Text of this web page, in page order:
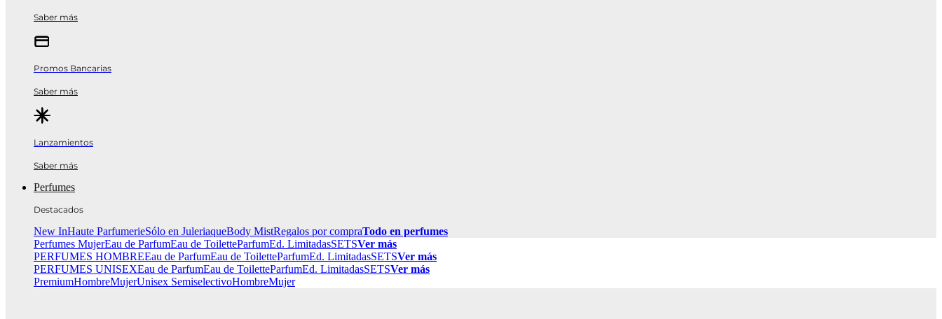
Saber más
Promos Bancarias
Saber más
Lanzamientos
Saber más
Perfumes
Destacados
New InHaute ParfumerieSólo en JuleriaqueBody MistRegalos por compraTodo en perfumes
Perfumes MujerEau de ParfumEau de ToiletteParfumEd. LimitadasSETSVer más
PERFUMES HOMBREEau de ParfumEau de ToiletteParfumEd. LimitadasSETSVer más
PERFUMES UNISEXEau de ParfumEau de ToiletteParfumEd. LimitadasSETSVer más
PremiumHombreMujerUnisex SemiselectivoHombreMujer